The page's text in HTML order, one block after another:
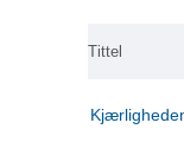
Tittel